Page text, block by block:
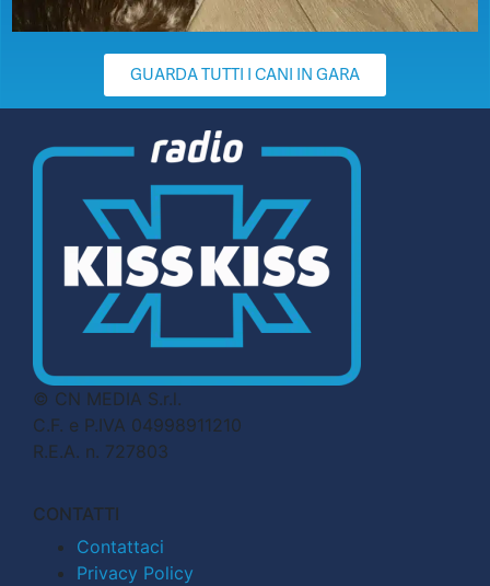
GUARDA TUTTI I CANI IN GARA
© CN MEDIA S.r.l.
C.F. e P.IVA 04998911210
R.E.A. n. 727803
CONTATTI
Contattaci
Privacy Policy